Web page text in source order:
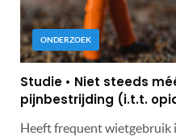
ONDERZOEK
Studie • Niet steeds
pijnbestrijding (i.t.t.
Heeft frequent wietgebruik